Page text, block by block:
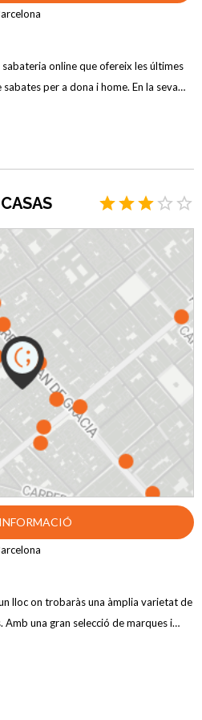
online que ofereix les últimes
per a dona i home. En la seva
marques reconegudes com Xti,
esportives, botins, botes,
Gràcia i troba el calçat perfecte
lloc on trobaràs una àmplia varietat de
Amb una gran selecció de marques i
estils i colors. El personal de la botiga